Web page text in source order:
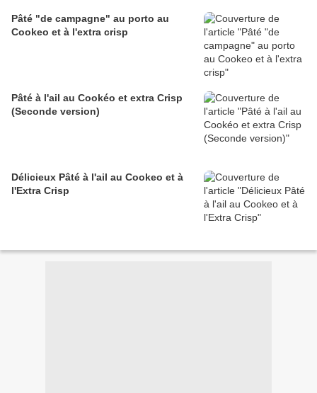
Pâté "de campagne" au porto au
Cookeo et à l'extra crisp
Pâté à l'ail au Cookéo et extra Crisp
(Seconde version)
Délicieux Pâté à l'ail au Cookeo et à
l'Extra Crisp